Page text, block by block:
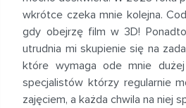
wkrótce czeka mnie kolejna.
gdy obejrzę film w 3D!
utrudnia mi skupienie się na
które wymaga ode mnie
specjalistów którzy regularnie
zajęciem, a każda chwila na niej